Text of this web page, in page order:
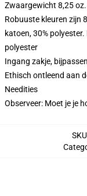
Zwaargewicht 8,25
Robuuste kleuren zijn
katoen, 30%
polyester
Ingang zakje,
Ethisch ontleend aan
Needities
Observeer: Moet je je
SKU